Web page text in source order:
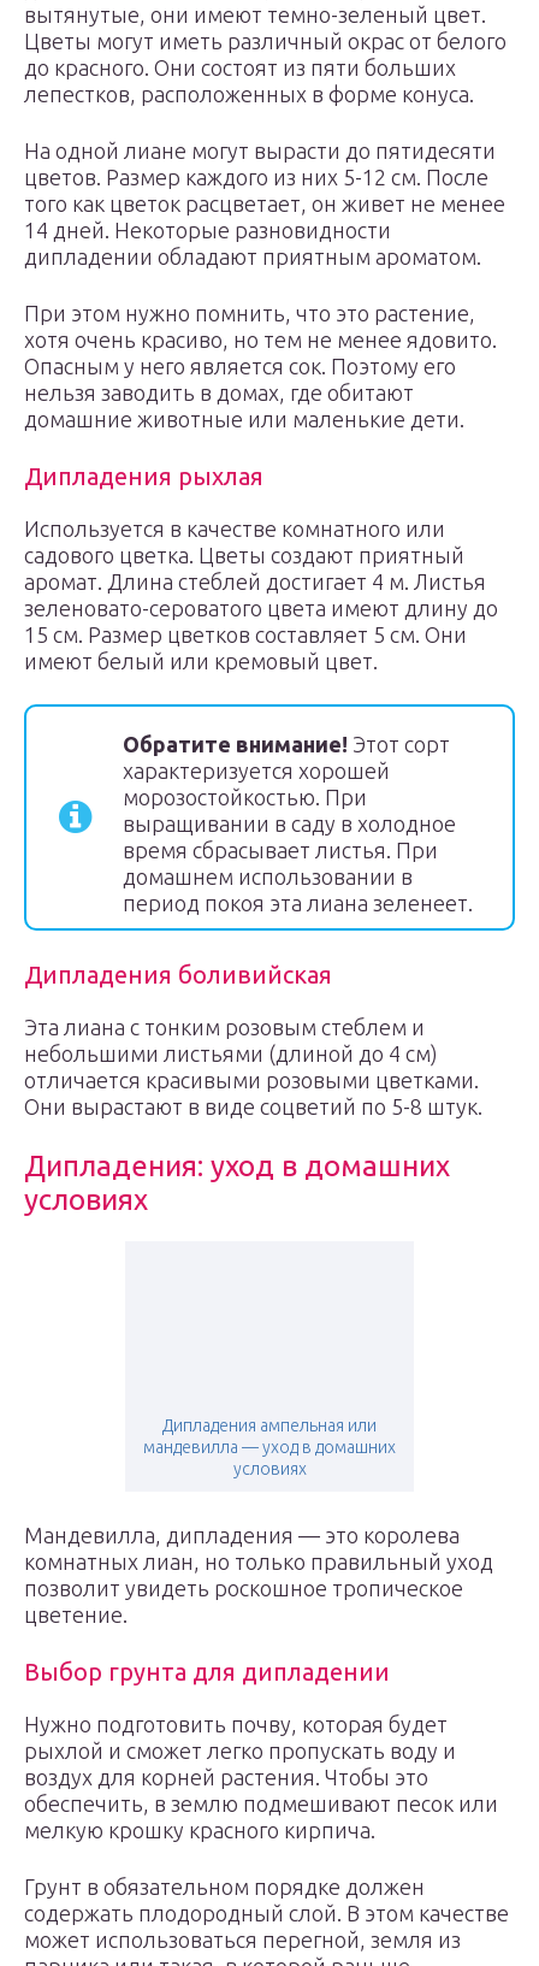
вытянутые, они имеют темно-зеленый цвет.
Цветы могут иметь различный окрас от белого
до красного. Они состоят из пяти больших
лепестков, расположенных в форме конуса.
На одной лиане могут вырасти до пятидесяти
цветов. Размер каждого из них 5-12 см. После
того как цветок расцветает, он живет не менее
14 дней. Некоторые разновидности
дипладении обладают приятным ароматом.
При этом нужно помнить, что это растение,
хотя очень красиво, но тем не менее ядовито.
Опасным у него является сок. Поэтому его
нельзя заводить в домах, где обитают
домашние животные или маленькие дети.
Дипладения рыхлая
Используется в качестве комнатного или
садового цветка. Цветы создают приятный
аромат. Длина стеблей достигает 4 м. Листья
зеленовато-сероватого цвета имеют длину до
15 см. Размер цветков составляет 5 см. Они
имеют белый или кремовый цвет.
Обратите внимание! Этот сорт
характеризуется хорошей
морозостойкостью. При
выращивании в саду в холодное
время сбрасывает листья. При
домашнем использовании в
период покоя эта лиана зеленеет.
Дипладения боливийская
Эта лиана с тонким розовым стеблем и
небольшими листьями (длиной до 4 см)
отличается красивыми розовыми цветками.
Они вырастают в виде соцветий по 5-8 штук.
Дипладения: уход в домашних
условиях
Дипладения ампельная или
мандевилла — уход в домашних
условиях
Мандевилла, дипладения — это королева
комнатных лиан, но только правильный уход
позволит увидеть роскошное тропическое
цветение.
Выбор грунта для дипладении
Нужно подготовить почву, которая будет
рыхлой и сможет легко пропускать воду и
воздух для корней растения. Чтобы это
обеспечить, в землю подмешивают песок или
мелкую крошку красного кирпича.
Грунт в обязательном порядке должен
содержать плодородный слой. В этом качестве
может использоваться перегной, земля из